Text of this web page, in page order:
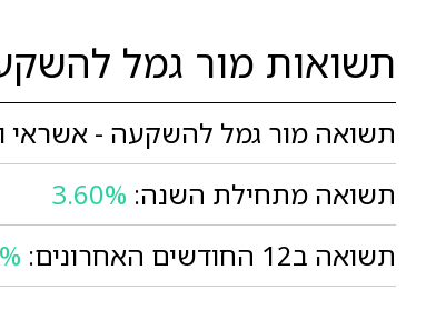
תשואות מור גמל
תשואה מור גמל להשקעה - אשראי
תשואה מתחילת השנה: 3.60%
תשואה ב12 החודשים האחרונים: